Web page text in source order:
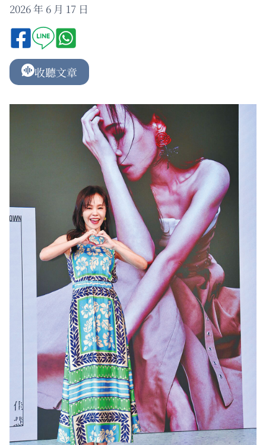
2026 年 6 月 17 日
收聽文章